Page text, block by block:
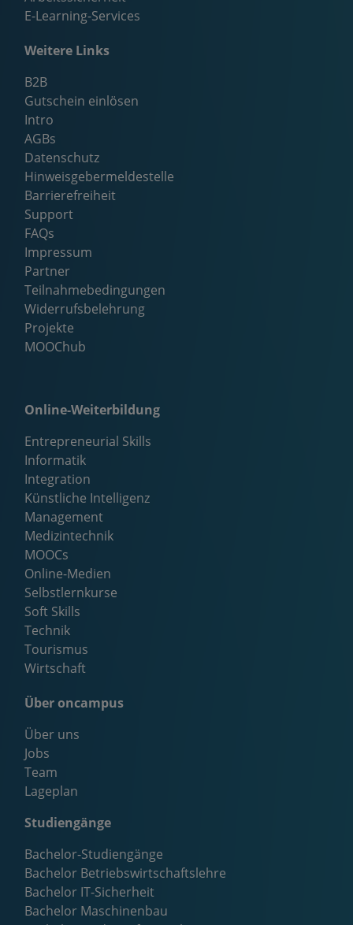
E-Learning-Services
Weitere Links
B2B
Gutschein einlösen
Intro
AGBs
Datenschutz
Hinweisgebermeldestelle
Barrierefreiheit
Support
FAQs
Impressum
Partner
Teilnahmebedingungen
Widerrufsbelehrung
Projekte
MOOChub
Online-Weiterbildung
Entrepreneurial Skills
Informatik
Integration
Künstliche Intelligenz
Management
Medizintechnik
MOOCs
Online-Medien
Selbstlernkurse
Soft Skills
Technik
Tourismus
Wirtschaft
Über oncampus
Über uns
Jobs
Team
Lageplan
Studiengänge
Bachelor-Studiengänge
Bachelor Betriebswirtschaftslehre
Bachelor IT-Sicherheit
Bachelor Maschinenbau